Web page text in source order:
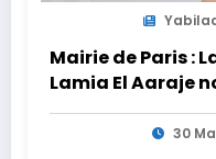
Mairie de Paris :
Lamia El Aaraje
adjointe
30